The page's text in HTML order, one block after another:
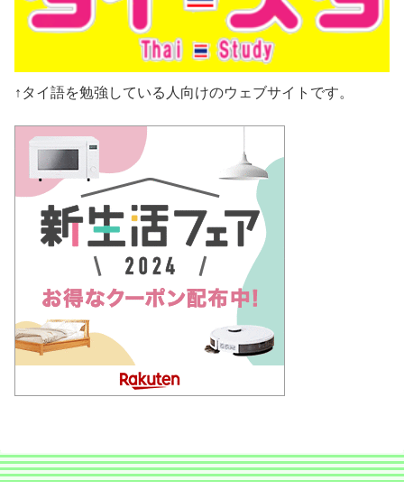
↑タイ語を勉強している人向けのウェブサイトです。